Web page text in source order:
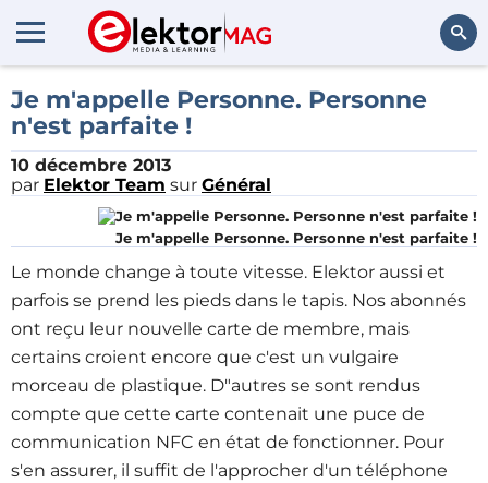
Rechercher
Je m'appelle Personne. Personne
n'est parfaite !
10 décembre 2013
par Elektor Team sur Général
Je m'appelle Personne. Personne n'est parfaite !
Le monde change à toute vitesse. Elektor aussi et
parfois se prend les pieds dans le tapis. Nos abonnés
ont reçu leur nouvelle carte de membre, mais
certains croient encore que c'est un vulgaire
morceau de plastique. D"autres se sont rendus
compte que cette carte contenait une puce de
communication NFC en état de fonctionner. Pour
s'en assurer, il suffit de l'approcher d'un téléphone